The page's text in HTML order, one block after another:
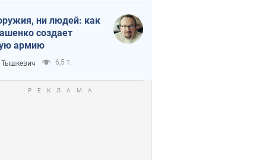
ни людей: как
создает
армию
Тышкевич 6,5 т.